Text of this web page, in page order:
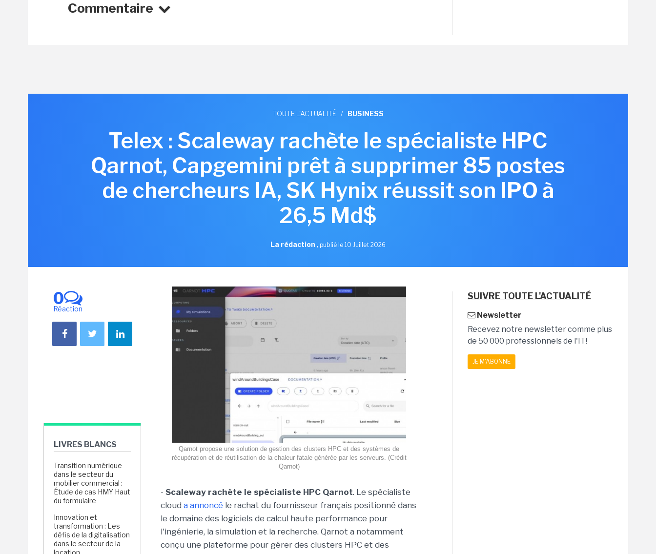
Commentaire
TOUTE L'ACTUALITÉ / BUSINESS
Telex : Scaleway rachète le spécialiste HPC
Qarnot, Capgemini prêt à supprimer 85 postes
de chercheurs IA, SK Hynix réussit son IPO à
26,5 Md$
La rédaction , publié le 10 Juillet 2026
0
Réaction
LIVRES BLANCS
Transition numérique
dans le secteur du
mobilier commercial :
Étude de cas HMY Haut
du formulaire
Innovation et
transformation : Les
défis de la digitalisation
dans le secteur de la
location
Qarnot propose une solution de gestion des clusters HPC et des systèmes de
récupération et de réutilisation de la chaleur fatale générée par les serveurs. (Crédit
Qarnot)
- Scaleway rachète le spécialiste HPC Qarnot. Le spécialiste
cloud a annoncé le rachat du fournisseur français positionné dans
le domaine des logiciels de calcul haute performance pour
l'ingénierie, la simulation et la recherche. Qarnot a notamment
conçu une plateforme pour gérer des clusters HPC et des
SUIVRE TOUTE L'ACTUALITÉ
Newsletter
Recevez notre newsletter comme plus
de 50 000 professionnels de l'IT!
JE M'ABONNE